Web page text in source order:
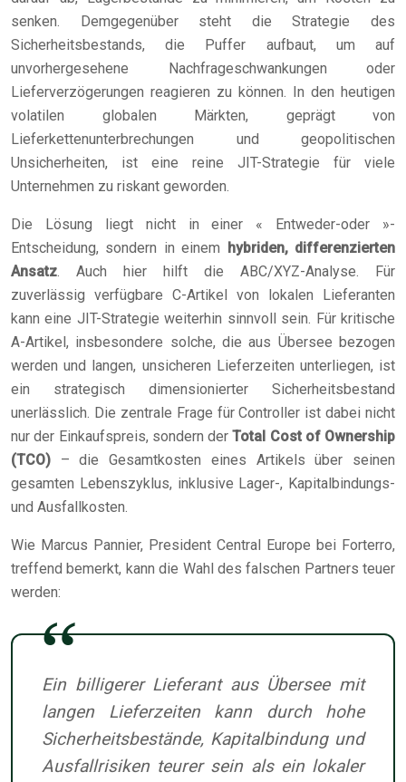
senken. Demgegenüber steht die Strategie des
Sicherheitsbestands, die Puffer aufbaut, um auf
unvorhergesehene Nachfrageschwankungen oder
Lieferverzögerungen reagieren zu können. In den heutigen
volatilen globalen Märkten, geprägt von
Lieferkettenunterbrechungen und geopolitischen
Unsicherheiten, ist eine reine JIT-Strategie für viele
Unternehmen zu riskant geworden.
Die Lösung liegt nicht in einer « Entweder-oder »-
Entscheidung, sondern in einem hybriden, differenzierten
Ansatz. Auch hier hilft die ABC/XYZ-Analyse. Für
zuverlässig verfügbare C-Artikel von lokalen Lieferanten
kann eine JIT-Strategie weiterhin sinnvoll sein. Für kritische
A-Artikel, insbesondere solche, die aus Übersee bezogen
werden und langen, unsicheren Lieferzeiten unterliegen, ist
ein strategisch dimensionierter Sicherheitsbestand
unerlässlich. Die zentrale Frage für Controller ist dabei nicht
nur der Einkaufspreis, sondern derTotal Cost of Ownership
(TCO) – die Gesamtkosten eines Artikels über seinen
gesamten Lebenszyklus, inklusive Lager-, Kapitalbindungs-
und Ausfallkosten.
Wie Marcus Pannier, President Central Europe bei Forterro,
treffend bemerkt, kann die Wahl des falschen Partners teuer
werden:
Ein billigerer Lieferant aus Übersee mit
langen Lieferzeiten kann durch hohe
Sicherheitsbestände, Kapitalbindung und
Ausfallrisiken teurer sein als ein lokaler